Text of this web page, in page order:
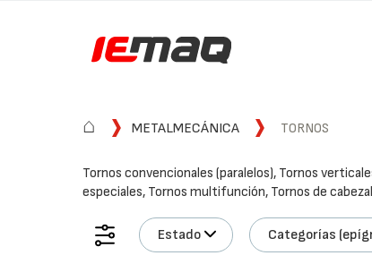
⌂ METALMECÁNICA TORNOS
Tornos convencionales (paralelos), Tornos
especiales, Tornos multifunción, Tornos de
Estado Categorías